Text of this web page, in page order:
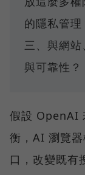
的隱私管
三、與網
與可靠性？
假設 OpenAI
衡，AI 瀏覽
口，改變既有